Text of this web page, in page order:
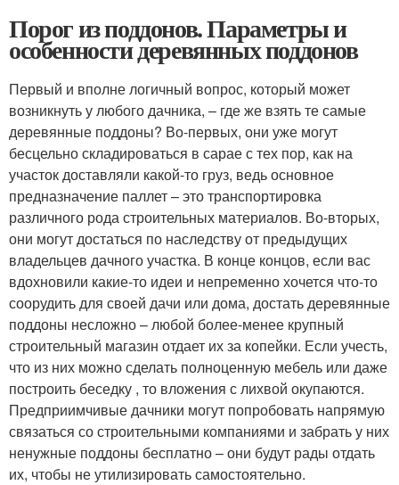
Порог из поддонов. Параметры и
особенности деревянных поддонов
Первый и вполне логичный вопрос, который может
возникнуть у любого дачника, – где же взять те самые
деревянные поддоны? Во-первых, они уже могут
бесцельно складироваться в сарае с тех пор, как на
участок доставляли какой-то груз, ведь основное
предназначение паллет – это транспортировка
различного рода строительных материалов. Во-вторых,
они могут достаться по наследству от предыдущих
владельцев дачного участка. В конце концов, если вас
вдохновили какие-то идеи и непременно хочется что-то
соорудить для своей дачи или дома, достать деревянные
поддоны несложно – любой более-менее крупный
строительный магазин отдает их за копейки. Если учесть,
что из них можно сделать полноценную мебель или даже
построить беседку , то вложения с лихвой окупаются.
Предприимчивые дачники могут попробовать напрямую
связаться со строительными компаниями и забрать у них
ненужные поддоны бесплатно – они будут рады отдать
их, чтобы не утилизировать самостоятельно.